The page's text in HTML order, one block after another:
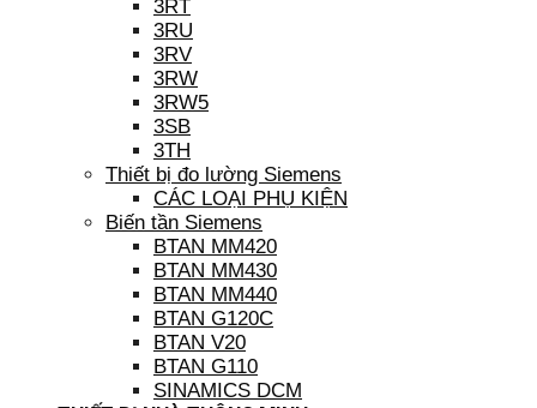
3RT
3RU
3RV
3RW
3RW5
3SB
3TH
Thiết bị đo lường Siemens
CÁC LOẠI PHỤ KIỆN
Biến tần Siemens
BTAN MM420
BTAN MM430
BTAN MM440
BTAN G120C
BTAN V20
BTAN G110
SINAMICS DCM